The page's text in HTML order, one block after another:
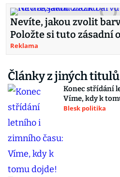
Nevíte, jakou zvolit
Položte si tuto zásadní
Reklama
Články z jiných titulů
Konec střídání
Víme, kdy k
Blesk politika